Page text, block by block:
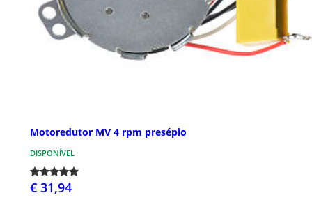
Motoredutor MV 4 rpm presépio
DISPONÍVEL
€ 31,94